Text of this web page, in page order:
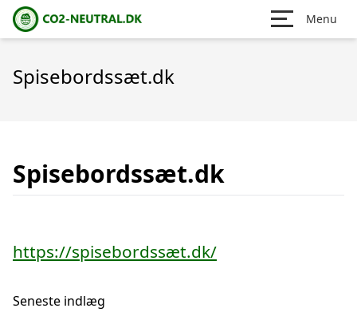
Menu
Spisebordssæt.dk
Spisebordssæt.dk
https://spisebordssæt.dk/
Seneste indlæg